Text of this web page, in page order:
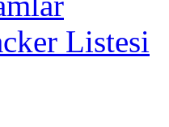
Listesi